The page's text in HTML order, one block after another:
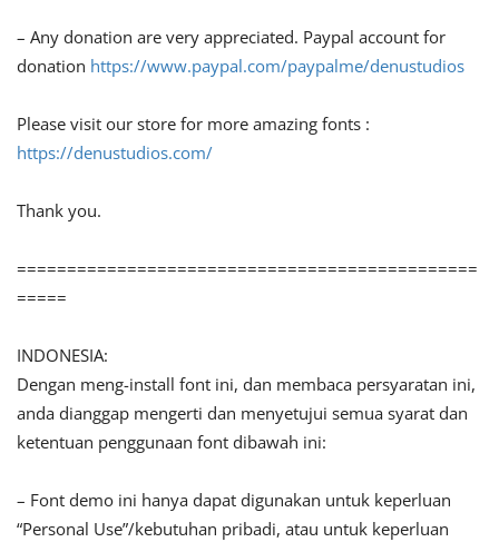
– Any donation are very appreciated. Paypal account for
donation https://www.paypal.com/paypalme/denustudios
Please visit our store for more amazing fonts :
https://denustudios.com/
Thank you.
==============================================
=====
INDONESIA:
Dengan meng-install font ini, dan membaca persyaratan ini,
anda dianggap mengerti dan menyetujui semua syarat dan
ketentuan penggunaan font dibawah ini:
– Font demo ini hanya dapat digunakan untuk keperluan
“Personal Use”/kebutuhan pribadi, atau untuk keperluan